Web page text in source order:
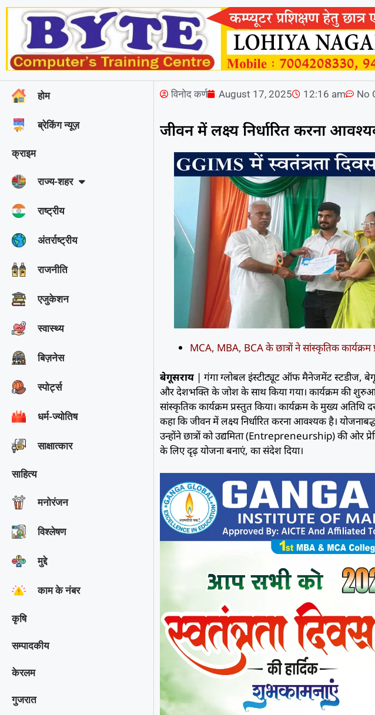
होम
ब्रेकिंग न्यूज़
क्राइम
राज्‍य-शहर
राष्ट्रीय
अंतर्राष्ट्रीय
राजनीति
एजुकेशन
स्वास्थ्य
बिज़नेस
स्पोर्ट्स
धर्म-ज्योतिष
साक्षात्‍कार
साहित्य
मनोरंजन
विश्‍लेषण
मुद्दे
काम के नंबर
कृषि
सम्पादकीय
केरलम
गुजरात
विनोद कर्ण August 17, 2025 12:16 am No
जीवन में लक्ष्य निर्धारित करना
MCA, MBA, BCA के छात्रों ने सांस्कृतिक कार्यक्रम
बेगूसराय | गंगा ग्लोबल इंस्टीट्यूट ऑफ मैनेजमेंट स्टडीज,
और देशभक्ति के जोश के साथ किया गया। कार्यक्रम की शुरुआत
सांस्कृतिक कार्यक्रम प्रस्तुत किया। कार्यक्रम के मुख्य अतिथि
कहा कि जीवन में लक्ष्य निर्धारित करना आवश्यक है।
उन्होंने छात्रों को उद्यमिता (Entrepreneurship) की ओर
के लिए दृढ़ योजना बनाएं, का संदेश दिया।